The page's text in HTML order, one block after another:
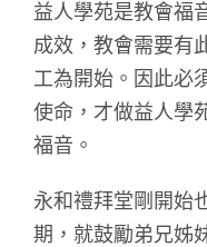
益人學苑是教會福
成效，教會需要有
工為開始。因此必
使命，才做益人學
福音。
永和禮拜堂剛開始
期，就鼓勵弟兄姊